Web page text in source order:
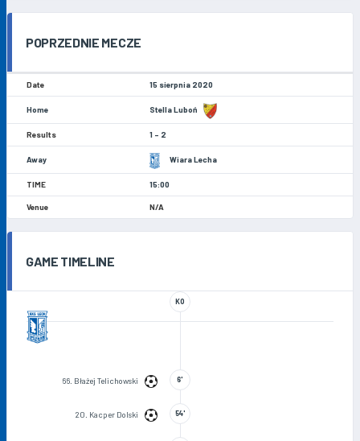
POPRZEDNIE MECZE
15 sierpnia 2020
Stella Luboń
1 - 2
Wiara Lecha
15:00
N/A
GAME TIMELINE
KO
66. Błażej Telichowski 6'
20. Kacper Dolski 54'